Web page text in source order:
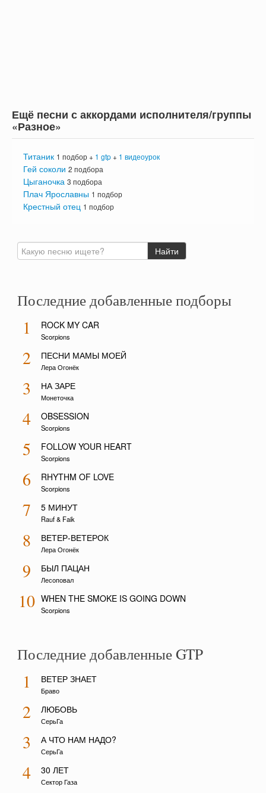
Ещё песни с аккордами исполнителя/группы
«Разное»
Титаник 1 подбор + 1 gtp+ 1 видеоурок
Гей соколи 2 подбора
Цыганочка 3 подбора
Плач Ярославны 1 подбор
Крестный отец 1 подбор
Последние добавленные подборы
1 ROCK MY CAR
Scorpions
2 ПЕСНИ МАМЫ МОЕЙ
Лера Огонёк
3 НА ЗАРЕ
Монеточка
4 OBSESSION
Scorpions
5 FOLLOW YOUR HEART
Scorpions
6 RHYTHM OF LOVE
Scorpions
7 5 МИНУТ
Rauf & Faik
8 ВЕТЕР-ВЕТЕРОК
Лера Огонёк
9 БЫЛ ПАЦАН
Лесоповал
10 WHEN THE SMOKE IS GOING DOWN
Scorpions
Последние добавленные GTP
1 ВЕТЕР ЗНАЕТ
Браво
2 ЛЮБОВЬ
СерьГа
3 А ЧТО НАМ НАДО?
СерьГа
4 30 ЛЕТ
Сектор Газа